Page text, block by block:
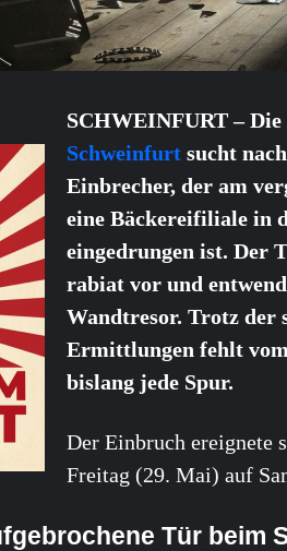
SCHWEINFURT –
Schweinfurt sucht
Einbrecher, der am
eine Bäckereifiliale in
eingedrungen ist. Der
rabiat vor und
Wandtresor. Trotz der
Ermittlungen fehlt
bislang jede Spur.
Der Einbruch ereignete
Freitag (29. Mai) auf
Tür beim